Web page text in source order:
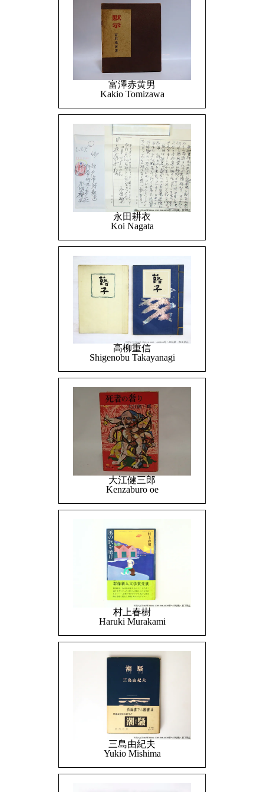
富澤赤黄男
Kakio Tomizawa
永田耕衣
Koi Nagata
高柳重信
Shigenobu Takayanagi
大江健三郎
Kenzaburo oe
村上春樹
Haruki Murakami
三島由紀夫
Yukio Mishima